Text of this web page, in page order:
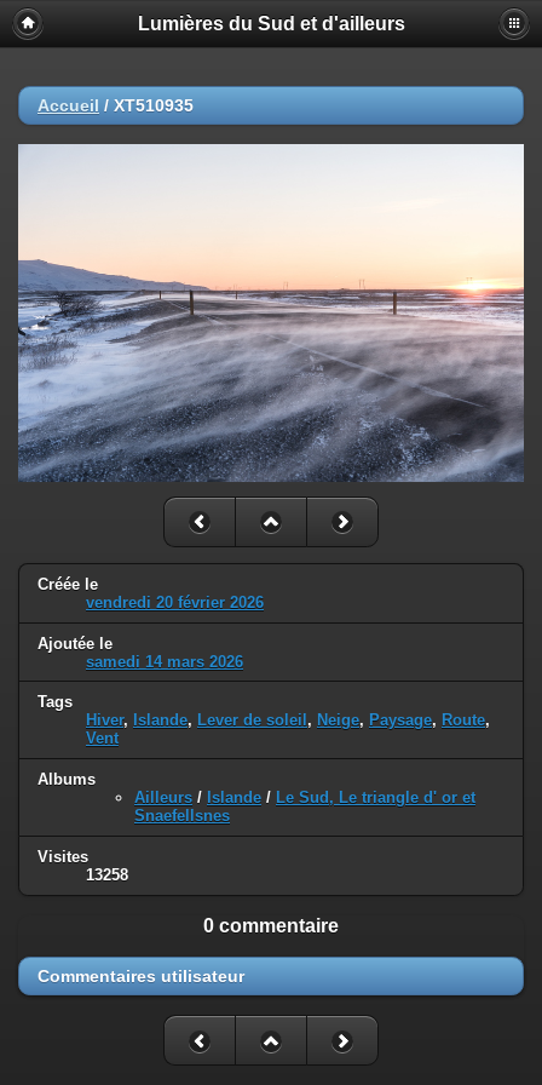
Lumières du Sud et d'ailleurs
Accueil / XT510935
Créée le
vendredi 20 février 2026
Ajoutée le
samedi 14 mars 2026
Tags
Hiver, Islande, Lever de soleil , Neige, Paysage, Route,
Vent
Albums
Ailleurs / Islande / Le Sud, Le triangle d' or et
Snaefellsnes
Visites
13258
0 commentaire
Commentaires utilisateur